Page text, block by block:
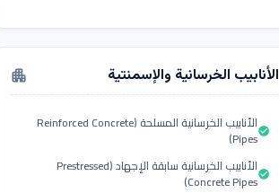
الأنابيب الخرسانية والإسمنتية apartment
الأنابيب الخرسانية المسلحة (Reinforced Concrete
Pipes)check_circle
الأنابيب الخرسانية سابقة الإجهاد (Prestressed
Concrete Pipes)check_circle